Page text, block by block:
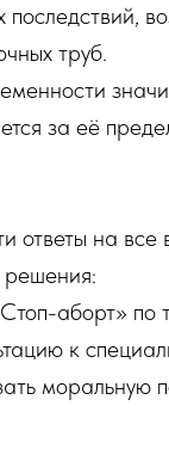
труб.
за её
ответы на
решения:
аборт» по
к
моральную